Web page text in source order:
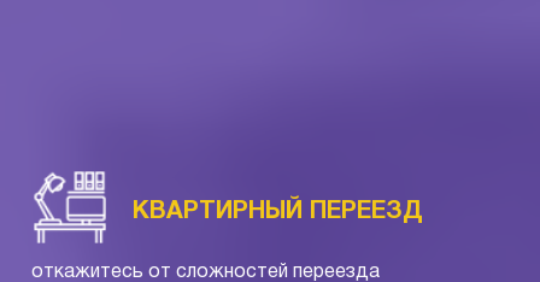
КВАРТИРНЫЙ ПЕРЕЕЗД
откажитесь от сложностей переезда